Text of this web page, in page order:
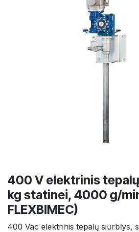
400 V elektrinis
kg statinei, 4000 g/
FLEXBIMEC)
400 Vac elektrinis tepalų siurblys,